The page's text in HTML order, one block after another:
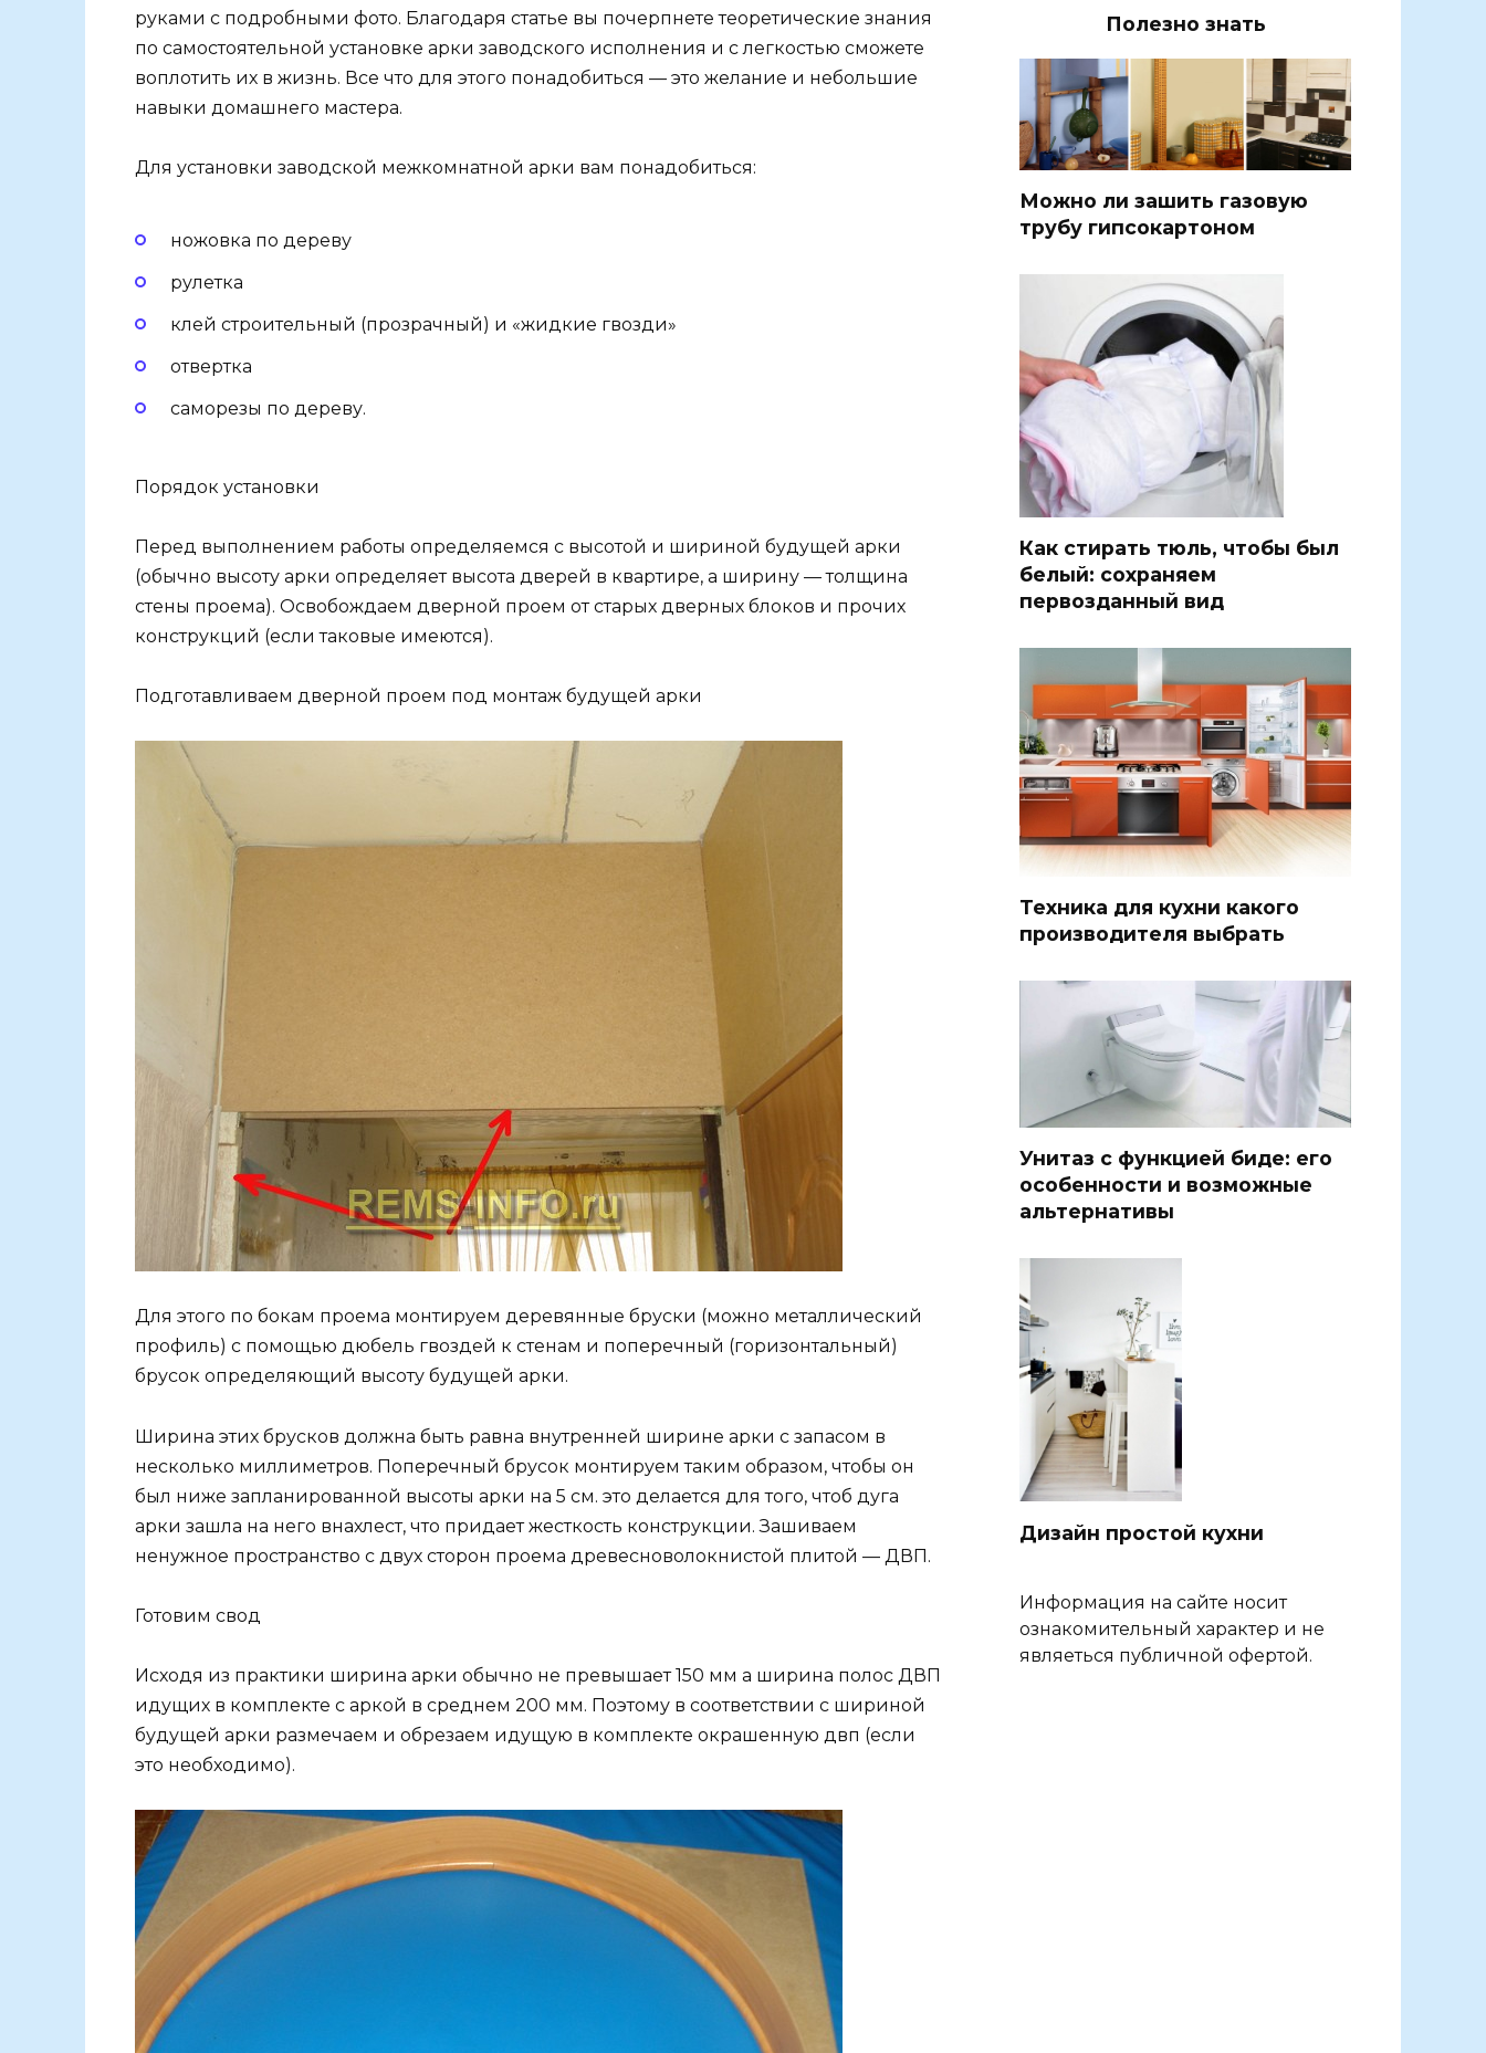
руками с подробными фото. Благодаря статье вы почерпнете теоретические знания
по самостоятельной установке арки заводского исполнения и с легкостью сможете
воплотить их в жизнь. Все что для этого понадобиться — это желание и небольшие
навыки домашнего мастера.
Для установки заводской межкомнатной арки вам понадобиться:
ножовка по дереву
рулетка
клей строительный (прозрачный) и «жидкие гвозди»
отвертка
саморезы по дереву.
Порядок установки
Перед выполнением работы определяемся с высотой и шириной будущей арки
(обычно высоту арки определяет высота дверей в квартире, а ширину — толщина
стены проема). Освобождаем дверной проем от старых дверных блоков и прочих
конструкций (если таковые имеются).
Подготавливаем дверной проем под монтаж будущей арки
Для этого по бокам проема монтируем деревянные бруски (можно металлический
профиль) с помощью дюбель гвоздей к стенам и поперечный (горизонтальный)
брусок определяющий высоту будущей арки.
Ширина этих брусков должна быть равна внутренней ширине арки с запасом в
несколько миллиметров. Поперечный брусок монтируем таким образом, чтобы он
был ниже запланированной высоты арки на 5 см. это делается для того, чтоб дуга
арки зашла на него внахлест, что придает жесткость конструкции. Зашиваем
ненужное пространство с двух сторон проема древесноволокнистой плитой — ДВП.
Готовим свод
Исходя из практики ширина арки обычно не превышает 150 мм а ширина полос ДВП
идущих в комплекте с аркой в среднем 200 мм. Поэтому в соответствии с шириной
будущей арки размечаем и обрезаем идущую в комплекте окрашенную двп (если
это необходимо).
Полезно знать
Можно ли зашить газовую
трубу гипсокартоном
Как стирать тюль, чтобы был
белый: сохраняем
первозданный вид
Техника для кухни какого
производителя выбрать
Унитаз с функцией биде: его
особенности и возможные
альтернативы
Дизайн простой кухни
Информация на сайте носит
ознакомительный характер и не
являеться публичной офертой.